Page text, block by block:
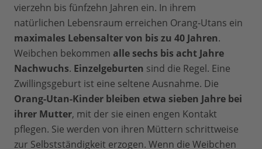
vierzehn bis fünfzehn Jahren ein. In ihrem
natürlichen Lebensraum erreichen Orang-Utans ein
maximales Lebensalter von bis zu 40 Jahren.
Weibchen bekommen alle sechs bis acht Jahre
Nachwuchs. Einzelgeburten sind die Regel. Eine
Zwillingsgeburt ist eine seltene Ausnahme. Die
Orang-Utan-Kinder bleiben etwa sieben Jahre bei
ihrer Mutter, mit der sie einen engen Kontakt
pflegen. Sie werden von ihren Müttern schrittweise
zur Selbstständigkeit erzogen. Wenn die Weibchen